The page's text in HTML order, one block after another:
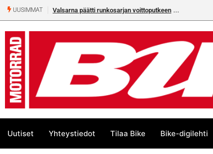
UUSIMMAT Valsarna päätti runkosarjan voittoputkeen
Uutiset Yhteystiedot Tilaa Bike Bike-digilehti